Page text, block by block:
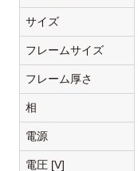
サイズ
フレームサイズ
フレーム厚さ
相
電源
電圧 [V]